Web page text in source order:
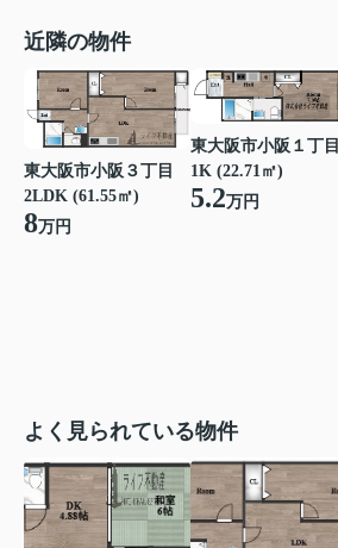
近隣の物件
東大阪市小阪３丁目
2LDK (61.55㎡)
8万円
東大阪市小阪１丁目
1K (22.71㎡)
5.2万円
よく見られている物件